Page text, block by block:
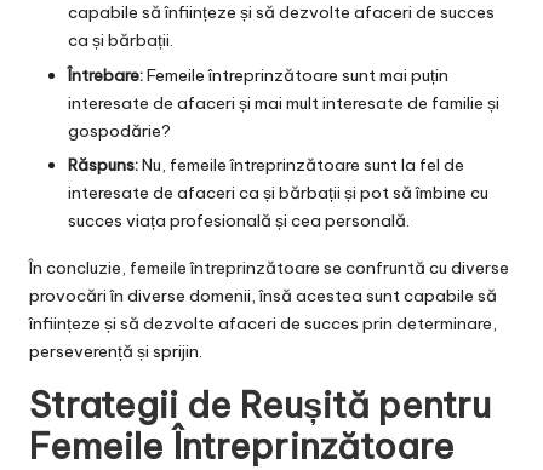
capabile să înființeze și să dezvolte afaceri de succes
ca și bărbații.
Întrebare:Femeile întreprinzătoare sunt mai puțin
interesate de afaceri și mai mult interesate de familie și
gospodărie?
Răspuns:Nu, femeile întreprinzătoare sunt la fel de
interesate de afaceri ca și bărbații și pot să îmbine cu
succes viața profesională și cea personală.
În concluzie, femeile întreprinzătoare se confruntă cu diverse
provocări în diverse domenii, însă acestea sunt capabile să
înființeze și să dezvolte afaceri de succes prin determinare,
perseverență și sprijin.
Strategii de Reușită pentru
Femeile Întreprinzătoare